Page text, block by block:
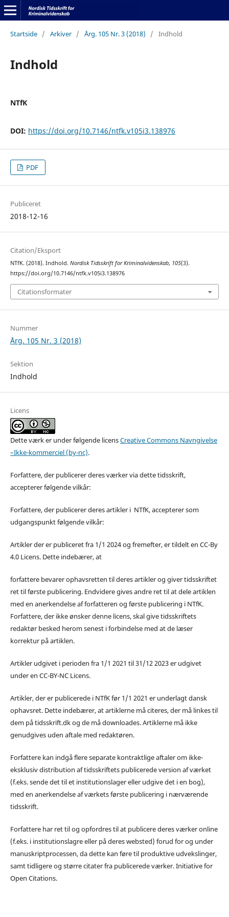
Startside / Arkiver / Årg. 105 Nr. 3 (2018) / Indhold
Indhold
NTfK
DOI: https://doi.org/10.7146/ntfk.v105i3.138976
PDF
Publiceret
2018-12-16
Citation/Eksport
NTfK. (2018). Indhold. Nordisk Tidsskrift for Kriminalvidenskab, 105(3).
https://doi.org/10.7146/ntfk.v105i3.138976
Citationsformater
Nummer
Årg. 105 Nr. 3 (2018)
Sektion
Indhold
Licens
Dette værk er under følgende licensCreative Commons Navngivelse
–Ikke-kommerciel (by-nc).
Forfattere, der publicerer deres værker via dette tidsskrift,
accepterer følgende vilkår:
Forfattere, der publicerer deres artikler i NTfK, accepterer som
udgangspunkt følgende vilkår:
Artikler der er publiceret fra 1/1 2024 og fremefter, er tildelt en CC-By
4.0 Licens. Dette indebærer, at
forfattere bevarer ophavsretten til deres artikler og giver tidsskriftet
ret til første publicering. Endvidere gives andre ret til at dele artiklen
med en anerkendelse af forfatteren og første publicering i NTfK.
Forfattere, der ikke ønsker denne licens, skal give tidsskriftets
redaktør besked herom senest i forbindelse med at de læser
korrektur på artiklen.
Artikler udgivet i perioden fra 1/1 2021 til 31/12 2023 er udgivet
under en CC-BY-NC Licens.
Artikler, der er publicerede i NTfK før 1/1 2021 er underlagt dansk
ophavsret. Dette indebærer, at artiklerne må citeres, der må linkes til
dem på tidsskrift.dk og de må downloades. Artiklerne må ikke
genudgives uden aftale med redaktøren.
Forfattere kan indgå flere separate kontraktlige aftaler om ikke-
eksklusiv distribution af tidsskriftets publicerede version af værket
(f.eks. sende det til et institutionslager eller udgive det i en bog),
med en anerkendelse af værkets første publicering i nærværende
tidsskrift.
Forfattere har ret til og opfordres til at publicere deres værker online
(f.eks. i institutionslagre eller på deres websted) forud for og under
manuskriptprocessen, da dette kan føre til produktive udvekslinger,
samt tidligere og større citater fra publicerede værker. Initiative for
Open Citations.